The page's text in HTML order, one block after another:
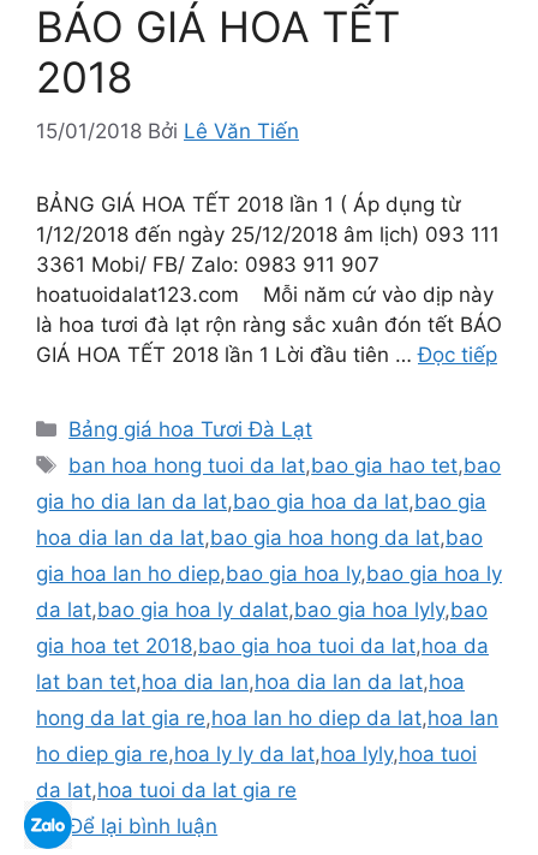
BÁO GIÁ HOA TẾT
2018
15/01/2018 Bởi Lê Văn Tiến
BẢNG GIÁ HOA TẾT 2018 lần 1 ( Áp dụng từ
1/12/2018 đến ngày 25/12/2018 âm lịch) 093 111
3361 Mobi/ FB/ Zalo: 0983 911 907
hoatuoidalat123.com Mỗi năm cứ vào dịp này
là hoa tươi đà lạt rộn ràng sắc xuân đón tết BÁO
GIÁ HOA TẾT 2018 lần 1 Lời đầu tiên …Đọc tiếp
Danh
mục
Bảng giá hoa Tươi Đà Lạt
Thẻ
ban hoa hong tuoi da lat,bao gia hao tet,bao
gia ho dia lan da lat,bao gia hoa da lat,bao gia
hoa dia lan da lat,bao gia hoa hong da lat,bao
gia hoa lan ho diep,bao gia hoa ly,bao gia hoa ly
da lat,bao gia hoa ly dalat,bao gia hoa lyly,bao
gia hoa tet 2018,bao gia hoa tuoi da lat,hoa da
lat ban tet,hoa dia lan,hoa dia lan da lat,hoa
hong da lat gia re,hoa lan ho diep da lat,hoa lan
ho diep gia re,hoa ly ly da lat,hoa lyly,hoa tuoi
da lat,hoa tuoi da lat gia re
Để lại bình luận